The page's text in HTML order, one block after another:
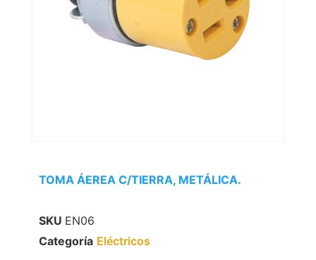
TOMA ÁEREA C/TIERRA, METÁLICA.
SKU EN06
Categoría Eléctricos